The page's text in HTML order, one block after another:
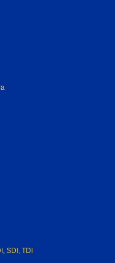
, SDI , TDI